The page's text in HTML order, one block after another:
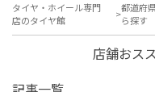
タイヤ・ホイール専門
店のタイヤ館
都道府
ら探す
店舗おス